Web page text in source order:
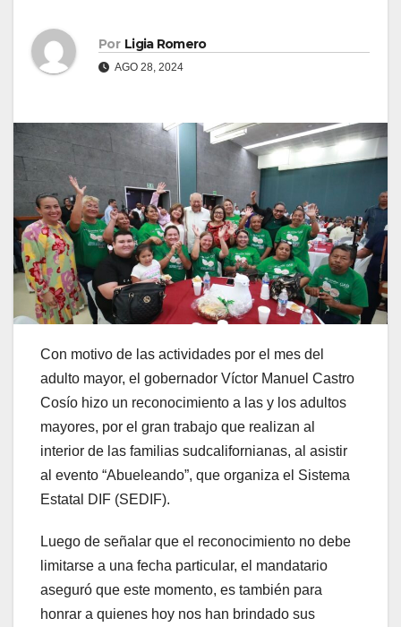
Por Ligia Romero
AGO 28, 2024
Con motivo de las actividades por el mes del
adulto mayor, el gobernador Víctor Manuel Castro
Cosío hizo un reconocimiento a las y los adultos
mayores, por el gran trabajo que realizan al
interior de las familias sudcalifornianas, al asistir
al evento “Abueleando”, que organiza el Sistema
Estatal DIF (SEDIF).
Luego de señalar que el reconocimiento no debe
limitarse a una fecha particular, el mandatario
aseguró que este momento, es también para
honrar a quienes hoy nos han brindado sus